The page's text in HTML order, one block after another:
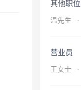
其他职位
温先生 ·
营业员
王女士 ·